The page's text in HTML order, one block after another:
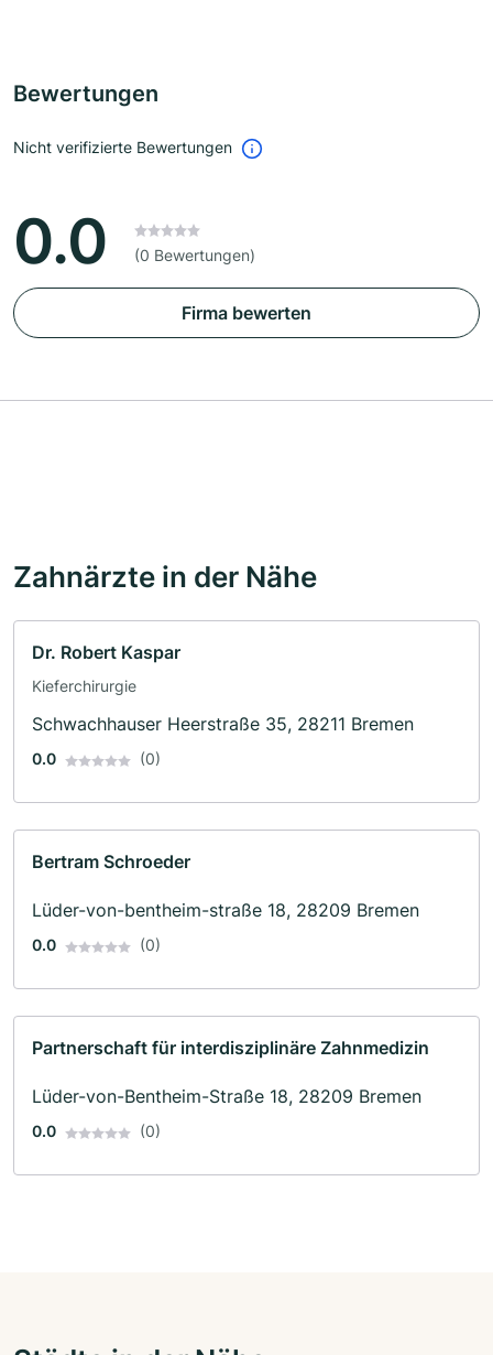
Bewertungen
Nicht verifizierte Bewertungen
0.0 (0 Bewertungen)
Firma bewerten
Zahnärzte in der Nähe
Dr. Robert Kaspar
Kieferchirurgie
Schwachhauser Heerstraße 35, 28211 Bremen
0.0 (0)
Bertram Schroeder
Lüder-von-bentheim-straße 18, 28209 Bremen
0.0 (0)
Partnerschaft für interdisziplinäre Zahnmedizin
Lüder-von-Bentheim-Straße 18, 28209 Bremen
0.0 (0)